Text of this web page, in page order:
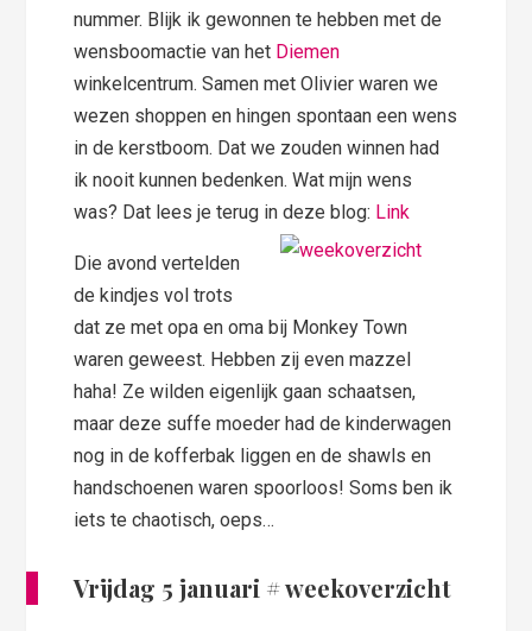
nummer. Blijk ik gewonnen te hebben met de
wensboomactie van het Diemen
winkelcentrum. Samen met Olivier waren we
wezen shoppen en hingen spontaan een wens
in de kerstboom. Dat we zouden winnen had
ik nooit kunnen bedenken. Wat mijn wens
was? Dat lees je terug in deze blog: Link
Die avond vertelden
de kindjes vol trots
dat ze met opa en oma bij Monkey Town
waren geweest. Hebben zij even mazzel
haha! Ze wilden eigenlijk gaan schaatsen,
maar deze suffe moeder had de kinderwagen
nog in de kofferbak liggen en de shawls en
handschoenen waren spoorloos! Soms ben ik
iets te chaotisch, oeps…
Vrijdag 5 januari # weekoverzicht